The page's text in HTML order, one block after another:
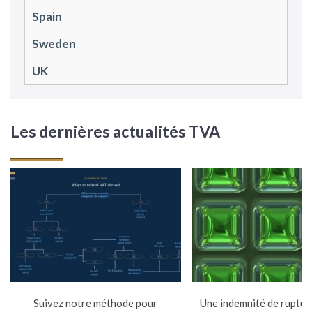
Spain
Sweden
UK
Les dernières actualités TVA
Suivez notre méthode pour Une indemnité de